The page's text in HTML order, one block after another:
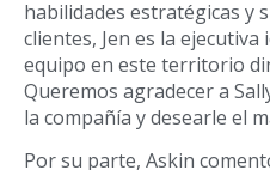
habilidades estratégicas y
clientes, Jen es la
equipo en este territorio
Queremos agradecer a
la compañía y desearle el
Por su parte, Askin